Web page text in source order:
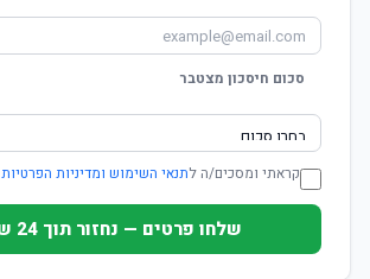
סכום חיסכון מצטבר
קראתי ומסכים/ה לתנאי השימוש ומדיניות הפרטיות
שלחו פרטים — נחזור תוך 24 שעות